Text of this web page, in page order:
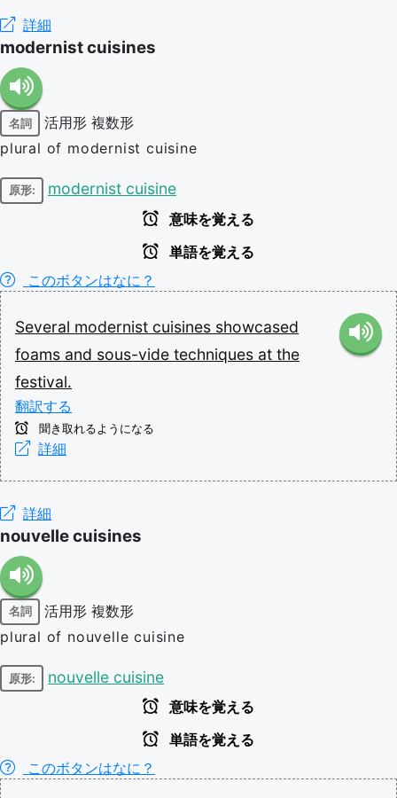
詳細
modernist cuisines
名詞 活用形 複数形
plural of modernist cuisine
原形: modernist cuisine
意味を覚える
単語を覚える
このボタンはなに？
Several modernist cuisines showcased
foams and sous-vide techniques at the
festival.
翻訳する
聞き取れるようになる
詳細
詳細
nouvelle cuisines
名詞 活用形 複数形
plural of nouvelle cuisine
原形: nouvelle cuisine
意味を覚える
単語を覚える
このボタンはなに？